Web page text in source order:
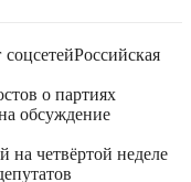
Российская
о партиях
обсуждение
на четвёртой неделе